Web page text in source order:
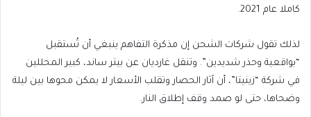
كاملا عام 2021.
لذلك تقول شركات الشحن إن مذكرة التفاهم ينبغي أن تُستقبل
“بواقعية وحذر شديدين”. وتنقل غارديان عن بيتر ساند، كبير المحللين
في شركة “زينيتا”، أن آثار الحصار وتقلب الأسعار لا يمكن محوها بين ليلة
وضحاها، حتى لو صمد وقف إطلاق النار.